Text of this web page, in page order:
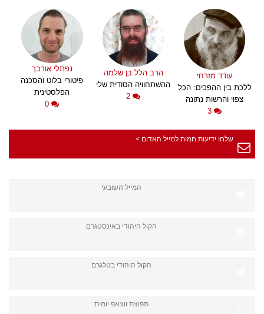
עודד מזרחי
ללכת בין ההפכים: הכל
צפוי והרשות נתונה
3
הרב הלל בן שלמה
ההשתחוויה הסודית שלי
2
נפתלי אורבך
פיטורי בלוט והסכנה
הפלסטינית
0
שלחו ידיעות חמות למייל האדום >
המייל השובעי
הקול היהודי באינסטגרם
הקול היהודי בטלגרם
תפוצת ווצאפ יומית